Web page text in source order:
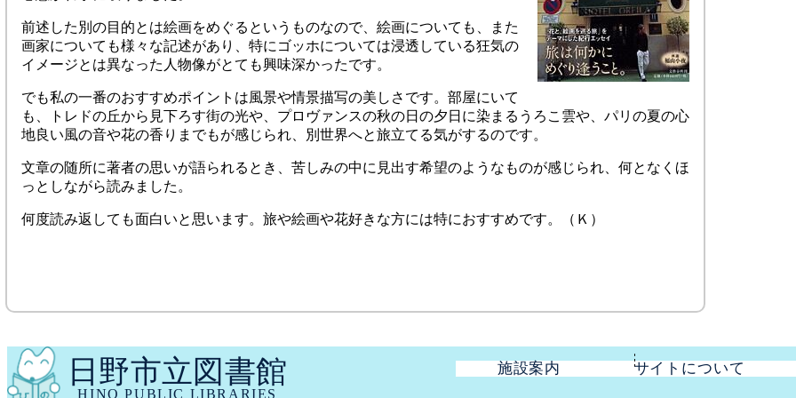
前述した別の目的とは絵画をめぐるというものなので、絵画についても、また
画家についても様々な記述があり、特にゴッホについては浸透している狂気の
イメージとは異なった人物像がとても興味深かったです。
でも私の一番のおすすめポイントは風景や情景描写の美しさです。部屋にいて
も、トレドの丘から見下ろす街の光や、プロヴァンスの秋の日の夕日に染まるうろこ雲や、パリの夏の心
地良い風の音や花の香りまでもが感じられ、別世界へと旅立てる気がするのです。
文章の随所に著者の思いが語られるとき、苦しみの中に見出す希望のようなものが感じられ、何となくほ
っとしながら読みました。
何度読み返しても面白いと思います。旅や絵画や花好きな方には特におすすめです。（Ｋ）
日野市立図書館
HINO PUBLIC LIBRARIES
施設案内 サイトについて